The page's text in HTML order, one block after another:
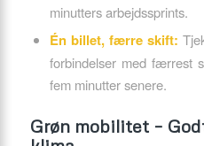
minutters arbejdssprints.
Én billet, færre skift:
forbindelser med færrest
fem minutter senere.
Grøn mobilitet –